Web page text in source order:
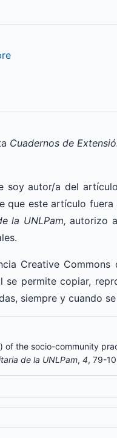
Cuadernos de
soy autor/a del
que este artículo
la UNLPam, autorizo
Creative
se permite copiar,
siempre y cuando
of the socio-community
de la UNLPam, 4, 79-